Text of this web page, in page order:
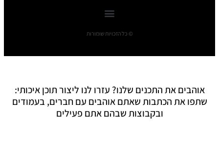
© כל הזכויות שומורות
אוהבים את התכנים שלנו? עזרו לנו ליצור תוכן איכותי:
שתפו את הכתבות שאתם אוהבים עם חברים, בעמודים
ובקבוצות שבהם אתם פעילים